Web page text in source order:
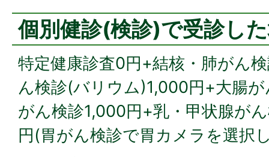
個別健診(検診)で受診し
特定健康診査0円+結核・肺がん
ん検診(バリウム)1,000円+大腸
がん検診1,000円+乳・甲状腺が
円(胃がん検診で胃カメラを選択